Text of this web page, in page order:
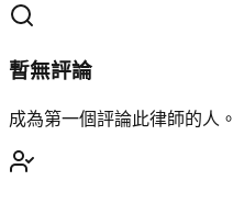
暫無評論
成為第一個評論此律師的人。